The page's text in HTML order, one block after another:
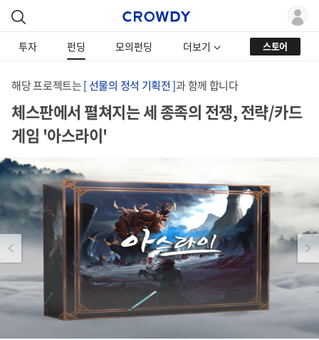
투자 펀딩 모의펀딩 더보기 스토어
해당 프로젝트는[ 선물의 정석 기획전 ]과 함께 합니다
체스판에서 펼쳐지는 세 종족의 전쟁, 전략/카드
게임 '아스라이'
Previous Next